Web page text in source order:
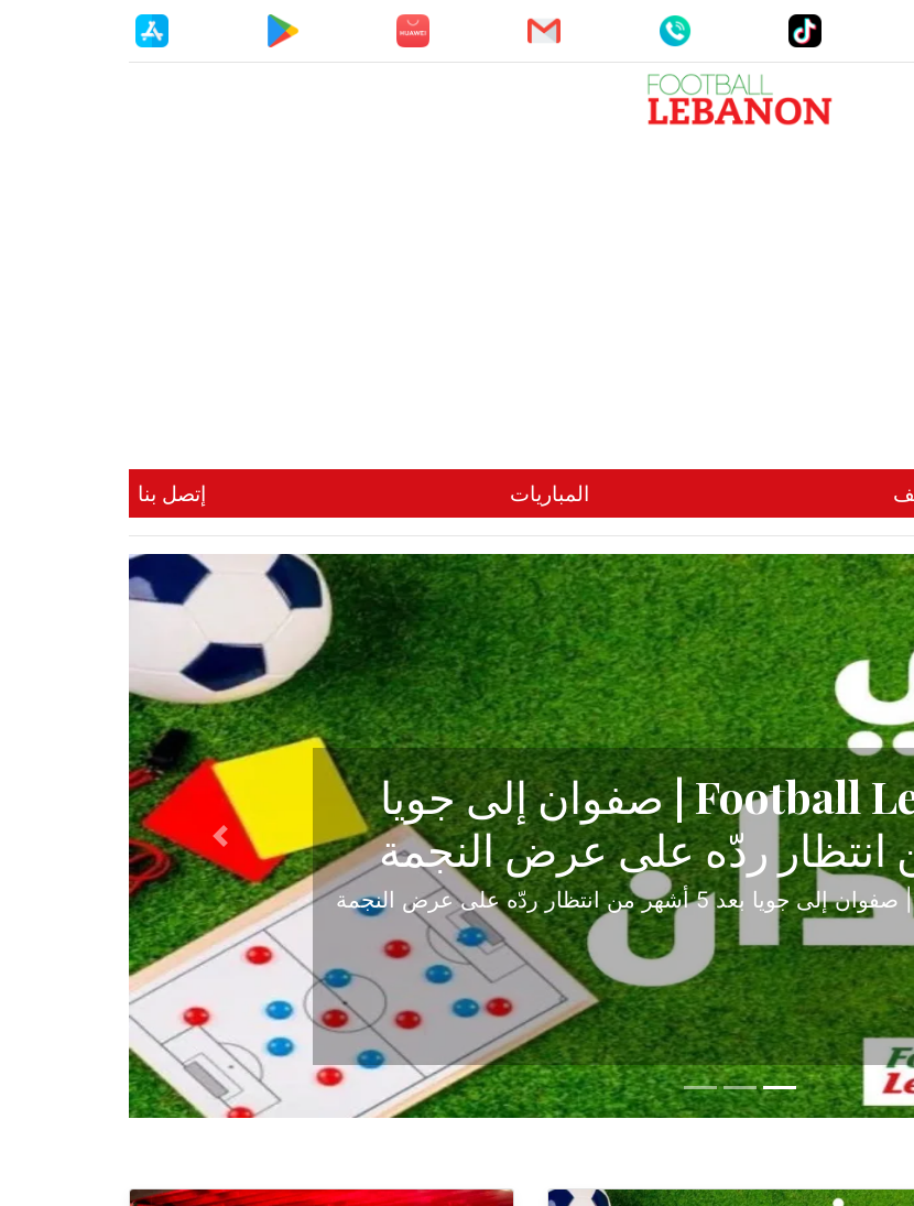
المباريات إتصل بنا
من جبل محسن وتنتهي في
في دوري الدرجة الثانية، نجح الإخاء الأهلي عاليه في
Next